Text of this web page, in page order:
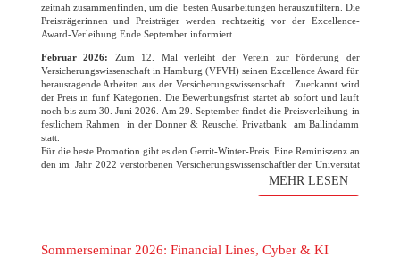
zeitnah zusammenfinden, um die besten Ausarbeitungen herauszufiltern. Die
Preisträgerinnen und Preisträger werden rechtzeitig vor der Excellence-
Award-Verleihung Ende September informiert.
Februar 2026: Zum 12. Mal verleiht der Verein zur Förderung der
Versicherungswissenschaft in Hamburg (VFVH) seinen Excellence Award für
herausragende Arbeiten aus der Versicherungswissenschaft. Zuerkannt wird
der Preis in fünf Kategorien. Die Bewerbungsfrist startet ab sofort und läuft
noch bis zum 30. Juni 2026. Am 29. September findet die Preisverleihung in
festlichem Rahmen in der Donner & Reuschel Privatbank am Ballindamm
statt.
Für die beste Promotion gibt es den Gerrit-Winter-Preis. Eine Reminiszenz an
den im Jahr 2022 verstorbenen Versicherungswissenschaftler der Universität
Hamburg. Der Verein freut sich wie immer auf die zahlreichen
MEHR LESEN
Sommerseminar 2026: Financial Lines, Cyber & KI